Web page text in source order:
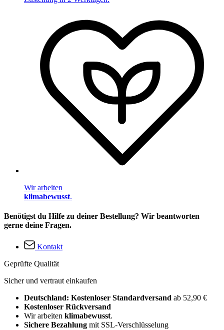
Wir arbeiten
klimabewusst.
Benötigst du Hilfe zu deiner Bestellung? Wir beantworten
gerne deine Fragen.
Kontakt
Geprüfte Qualität
Sicher und vertraut einkaufen
Deutschland: Kostenloser Standardversand ab 52,90 €
Kostenloser Rückversand
Wir arbeiten klimabewusst.
Sichere Bezahlung mit SSL-Verschlüsselung